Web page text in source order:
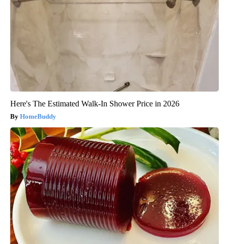
Here's The Estimated Walk-In Shower Price in 2026
HomeBuddy